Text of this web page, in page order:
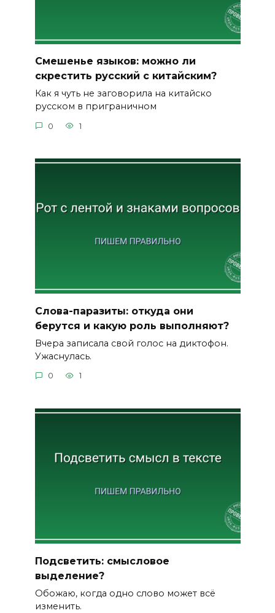
Смешенье языков: можно ли
скрестить русский с китайским?
Как я чуть не заговорила на китайско
русском в приграничном
0 1
Слова-паразиты: откуда они
берутся и какую роль выполняют?
Вчера записала свой голос на диктофон.
Ужаснулась.
0 1
Подсветить: смысловое
выделение?
Обожаю, когда одно слово может всё
изменить.